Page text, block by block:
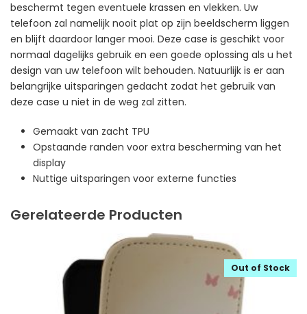
beschermt tegen eventuele krassen en vlekken. Uw
telefoon zal namelijk nooit plat op zijn beeldscherm liggen
en blijft daardoor langer mooi. Deze case is geschikt voor
normaal dagelijks gebruik en een goede oplossing als u het
design van uw telefoon wilt behouden. Natuurlijk is er aan
belangrijke uitsparingen gedacht zodat het gebruik van
deze case u niet in de weg zal zitten.
Gemaakt van zacht TPU
Opstaande randen voor extra bescherming van het
display
Nuttige uitsparingen voor externe functies
Gerelateerde Producten
Out of Stock